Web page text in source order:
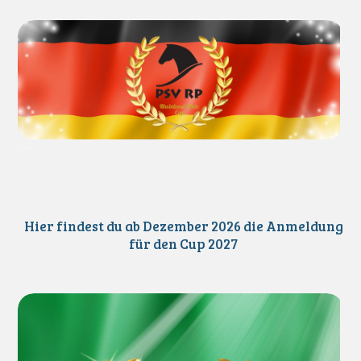
Hier findest du ab Dezember 2026 die Anmeldung
für den Cup 2027